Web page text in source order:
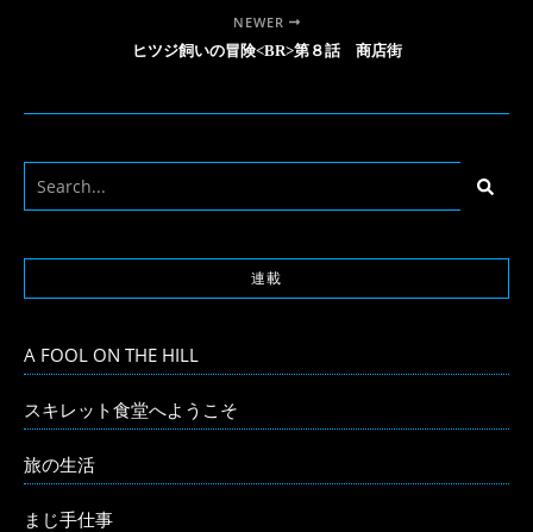
NEWER
ヒツジ飼いの冒険<BR>第８話 商店街
連載
A FOOL ON THE HILL
スキレット食堂へようこそ
旅の生活
まじ手仕事